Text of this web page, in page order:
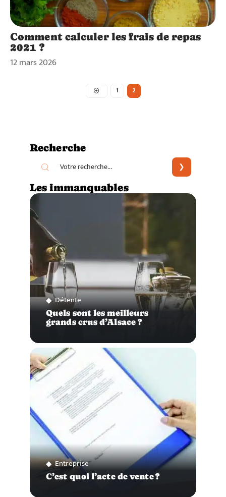
Comment calculer les frais de repas
2021 ?
12 mars 2026
1 2
Recherche
Les immanquables
Détente
Quels sont les meilleurs
grands crus d’Alsace ?
Entreprise
C’est quoi l’acte de vente ?